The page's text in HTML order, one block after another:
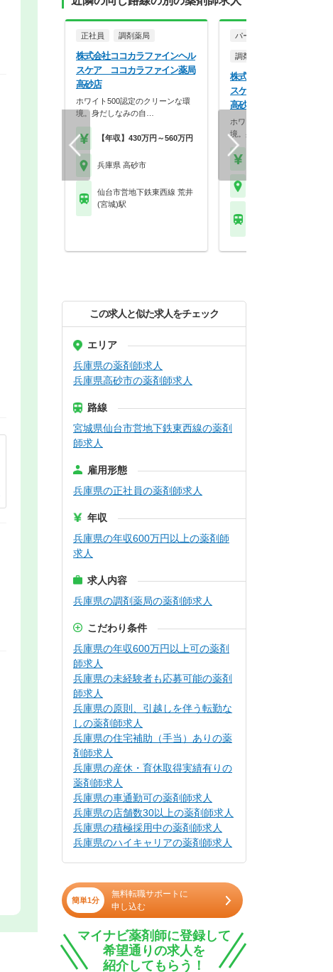
正社員 調剤薬局
株式会社ココカラファインヘル
スケア ココカラファイン薬局
高砂店
ホワイト500認定のクリーンな環
境。身だしなみの自…
【年収】430万円～560万円
兵庫県 高砂市
仙台市営地下鉄東西線 荒井
(宮城)駅
パート・アルバイト
調剤薬局
株式会社ココカラファイ
スケア ココカラファイ
高砂店
ホワイト500認定のクリーン
境。身だしなみの自…
この求人と似た求人をチェック
エリア
兵庫県の薬剤師求人
兵庫県高砂市の薬剤師求人
路線
宮城県仙台市営地下鉄東西線の薬剤
師求人
雇用形態
兵庫県の正社員の薬剤師求人
年収
兵庫県の年収600万円以上の薬剤師
求人
求人内容
兵庫県の調剤薬局の薬剤師求人
こだわり条件
兵庫県の年収600万円以上可の薬剤
師求人
兵庫県の未経験者も応募可能の薬剤
師求人
兵庫県の原則、引越しを伴う転勤な
しの薬剤師求人
兵庫県の住宅補助（手当）ありの薬
剤師求人
兵庫県の産休・育休取得実績有りの
薬剤師求人
兵庫県の車通勤可の薬剤師求人
兵庫県の店舗数30以上の薬剤師求人
兵庫県の積極採用中の薬剤師求人
兵庫県のハイキャリアの薬剤師求人
簡単1分
無料転職サポートに
申し込む
マイナビ薬剤師に登録して
希望通りの求人を
紹介してもらう！